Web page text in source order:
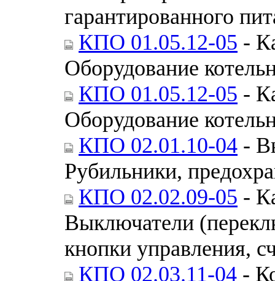
гарантированного
КПО 01.05.12-05 -
Оборудование
КПО 01.05.12-05 -
Оборудование
КПО 02.01.10-04 -
Рубильники,
КПО 02.02.09-05 -
Выключатели
кнопки управления,
КПО 02.03.11-04 -